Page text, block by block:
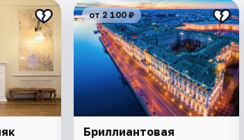
от 2 100 ₽
Бриллиантовая